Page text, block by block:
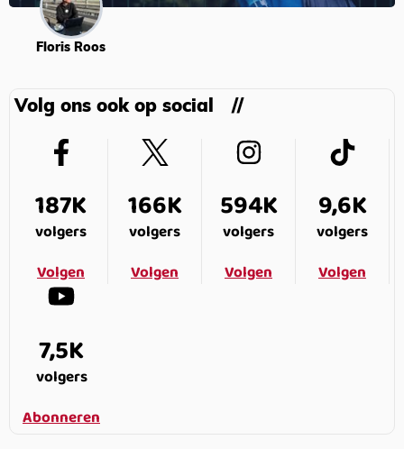
Floris Roos
Volg ons ook op social
187K
volgers
Volgen
166K
volgers
Volgen
594K
volgers
Volgen
9,6K
volgers
Volgen
7,5K
volgers
Abonneren